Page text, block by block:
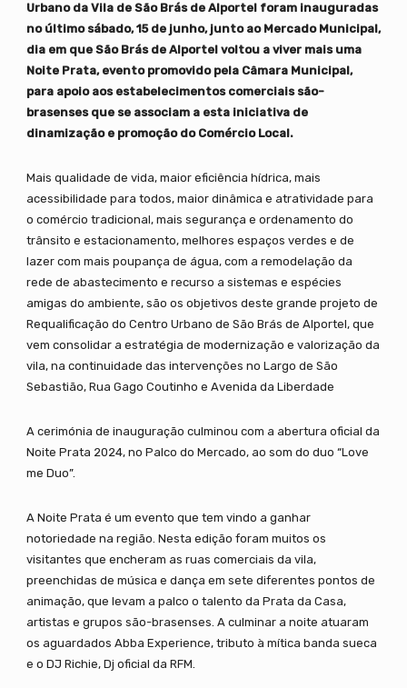
Urbano da Vila de São Brás de Alportel foram inauguradas
no último sábado, 15 de junho, junto ao Mercado Municipal,
dia em que São Brás de Alportel voltou a viver mais uma
Noite Prata, evento promovido pela Câmara Municipal,
para apoio aos estabelecimentos comerciais são-
brasenses que se associam a esta iniciativa de
dinamização e promoção do Comércio Local.
Mais qualidade de vida, maior eficiência hídrica, mais
acessibilidade para todos, maior dinâmica e atratividade para
o comércio tradicional, mais segurança e ordenamento do
trânsito e estacionamento, melhores espaços verdes e de
lazer com mais poupança de água, com a remodelação da
rede de abastecimento e recurso a sistemas e espécies
amigas do ambiente, são os objetivos deste grande projeto de
Requalificação do Centro Urbano de São Brás de Alportel, que
vem consolidar a estratégia de modernização e valorização da
vila, na continuidade das intervenções no Largo de São
Sebastião, Rua Gago Coutinho e Avenida da Liberdade
A cerimónia de inauguração culminou com a abertura oficial da
Noite Prata 2024, no Palco do Mercado, ao som do duo “Love
me Duo”.
A Noite Prata é um evento que tem vindo a ganhar
notoriedade na região. Nesta edição foram muitos os
visitantes que encheram as ruas comerciais da vila,
preenchidas de música e dança em sete diferentes pontos de
animação, que levam a palco o talento da Prata da Casa,
artistas e grupos são-brasenses. A culminar a noite atuaram
os aguardados Abba Experience, tributo à mítica banda sueca
e o DJ Richie, Dj oficial da RFM.